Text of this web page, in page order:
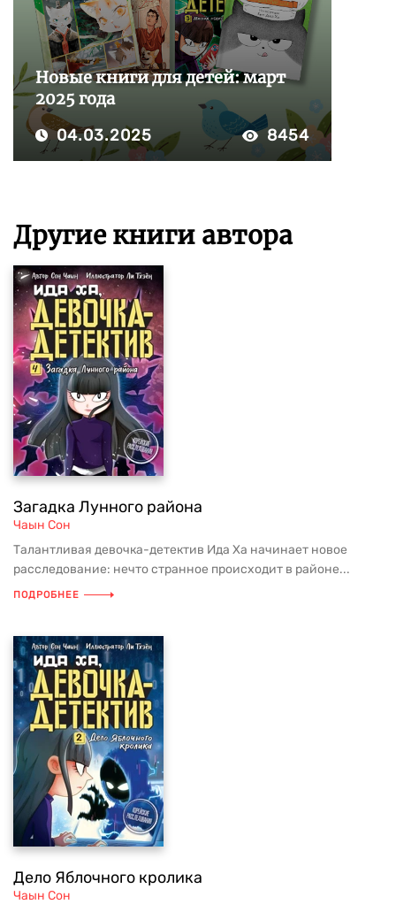
Новые книги для детей: март
2025 года
04.03.2025 8454
Другие книги автора
Загадка Лунного района
Чаын Сон
Талантливая девочка-детектив Ида Ха начинает новое
расследование: нечто странное происходит в районе...
ПОДРОБНЕЕ
Дело Яблочного кролика
Чаын Сон